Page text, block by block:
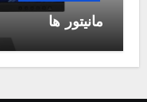
مانیتور ها